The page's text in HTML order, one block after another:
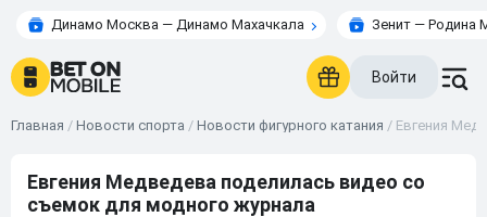
Динамо Москва — Динамо Махачкала Зенит — Родина
Войти
Главная / Новости спорта / Новости фигурного катания / Евгения
Евгения Медведева поделилась видео со
съемок для модного журнала